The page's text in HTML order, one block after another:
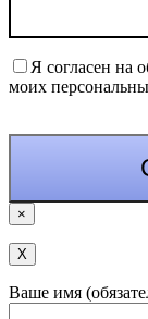
Я согласен на
моих
×
Х
Ваше имя